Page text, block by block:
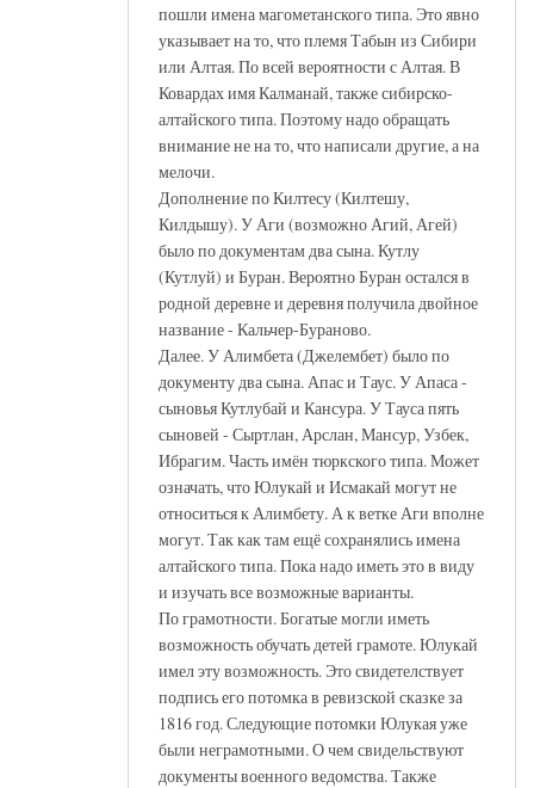
пошли имена магометанского типа. Это явно
указывает на то, что племя Табын из Сибири
или Алтая. По всей вероятности с Алтая. В
Ковардах имя Калманай, также сибирско-
алтайского типа. Поэтому надо обращать
внимание не на то, что написали другие, а на
мелочи.
Дополнение по Килтесу (Килтешу,
Килдышу). У Аги (возможно Агий, Агей)
было по документам два сына. Кутлу
(Кутлуй) и Буран. Вероятно Буран остался в
родной деревне и деревня получила двойное
название - Кальчер-Бураново.
Далее. У Алимбета (Джелембет) было по
документу два сына. Апас и Таус. У Апаса -
сыновья Кутлубай и Кансура. У Тауса пять
сыновей - Сыртлан, Арслан, Мансур, Узбек,
Ибрагим. Часть имён тюркского типа. Может
означать, что Юлукай и Исмакай могут не
относиться к Алимбету. А к ветке Аги вполне
могут. Так как там ещё сохранялись имена
алтайского типа. Пока надо иметь это в виду
и изучать все возможные варианты.
По грамотности. Богатые могли иметь
возможность обучать детей грамоте. Юлукай
имел эту возможность. Это свидетелствует
подпись его потомка в ревизской сказке за
1816 год. Следующие потомки Юлукая уже
были неграмотными. О чем свидельствуют
документы военного ведомства. Также